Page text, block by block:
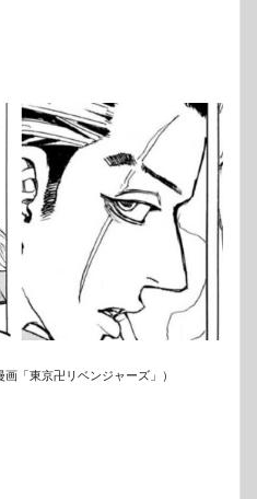
東京卍リベンジャーズ」）